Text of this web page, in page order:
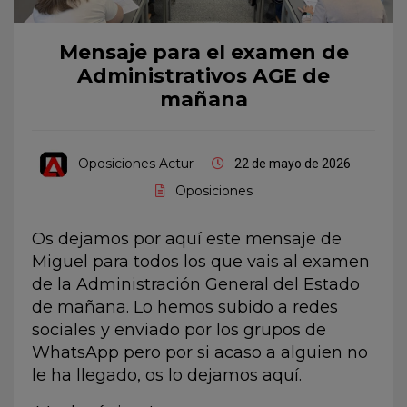
Mensaje para el examen de
Administrativos AGE de
mañana
Oposiciones Actur 22 de mayo de 2026
Oposiciones
Os dejamos por aquí este mensaje de
Miguel para todos los que vais al examen
de la Administración General del Estado
de mañana. Lo hemos subido a redes
sociales y enviado por los grupos de
WhatsApp pero por si acaso a alguien no
le ha llegado, os lo dejamos aquí.